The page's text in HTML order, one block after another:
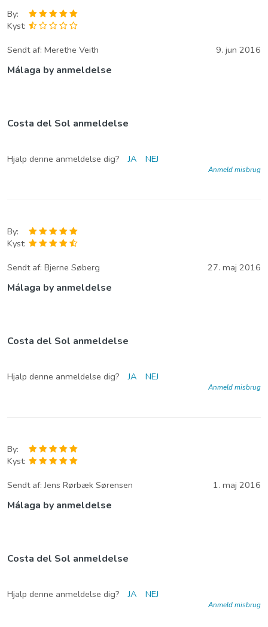
By:
Kyst:
Sendt af: Merethe Veith 9. jun 2016
Málaga by anmeldelse
Costa del Sol anmeldelse
Hjalp denne anmeldelse dig? JA NEJ
Anmeld misbrug
By:
Kyst:
Sendt af: Bjerne Søberg 27. maj 2016
Málaga by anmeldelse
Costa del Sol anmeldelse
Hjalp denne anmeldelse dig? JA NEJ
Anmeld misbrug
By:
Kyst:
Sendt af:Jens Rørbæk Sørensen 1. maj 2016
Málaga by anmeldelse
Costa del Sol anmeldelse
Hjalp denne anmeldelse dig? JA NEJ
Anmeld misbrug